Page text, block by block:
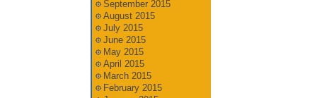
September 2015
August 2015
July 2015
June 2015
May 2015
April 2015
March 2015
February 2015